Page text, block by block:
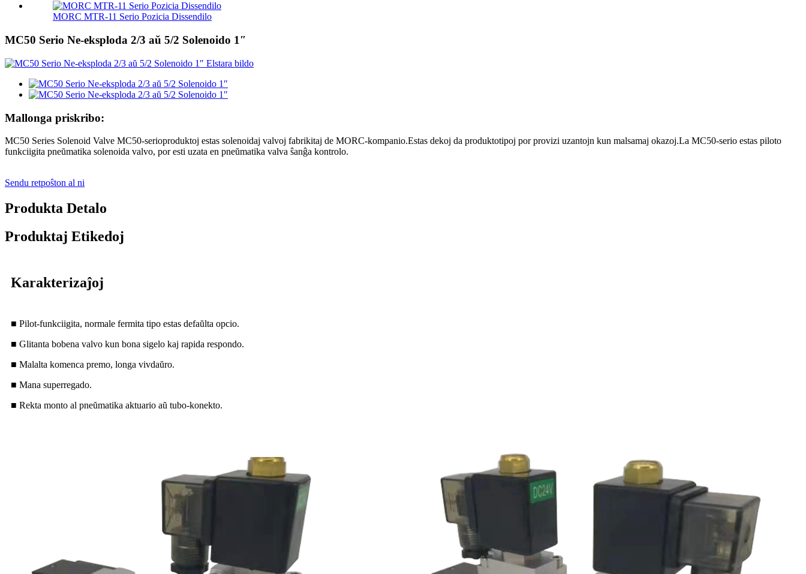
MORC MTR-11 Serio Pozicia Dissendilo
MC50 Serio Ne-eksploda 2/3 aŭ 5/2 Solenoido 1″
Mallonga priskribo:
MC50 Series Solenoid Valve MC50-serioproduktoj estas solenoidaj valvoj fabrikitaj de MORC-kompanio.Estas dekoj da produktotipoj por provizi uzantojn kun malsamaj okazoj.La MC50-serio estas piloto
funkciigita pneŭmatika solenoida valvo, por esti uzata en pneŭmatika valva ŝanĝa kontrolo.
Sendu retpoŝton al ni
Produkta Detalo
Produktaj Etikedoj
Karakterizaĵoj
■ Pilot-funkciigita, normale fermita tipo estas defaŭlta opcio.
■ Glitanta bobena valvo kun bona sigelo kaj rapida respondo.
■ Malalta komenca premo, longa vivdaŭro.
■ Mana superregado.
■ Rekta monto al pneŭmatika aktuario aŭ tubo-konekto.